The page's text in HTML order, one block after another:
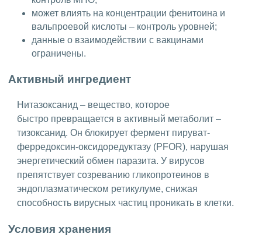
может влиять на концентрации фенитоина и
вальпроевой кислоты – контроль уровней;
данные о взаимодействии с вакцинами
ограничены.
Активный ингредиент
Нитазоксанид – вещество, которое
быстро превращается в активный метаболит –
тизоксанид. Он блокирует фермент пируват-
ферредоксин-оксидоредуктазу (PFOR), нарушая
энергетический обмен паразита. У вирусов
препятствует созреванию гликопротеинов в
эндоплазматическом ретикулуме, снижая
способность вирусных частиц проникать в клетки.
Условия хранения